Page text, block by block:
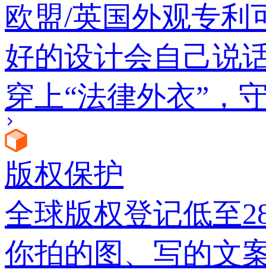
欧盟/英国外观专利
好的设计会自己说
穿上“法律外衣”，
版权保护
全球版权登记低至
你拍的图、写的文